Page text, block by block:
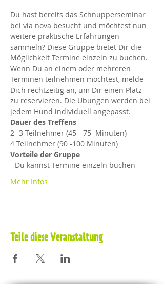
Du hast bereits das Schnupperseminar
bei via nova besucht und möchtest nun
weitere praktische Erfahrungen
sammeln? Diese Gruppe bietet Dir die
Möglichkeit Termine einzeln zu buchen.
Wenn Du an einem oder mehreren
Terminen teilnehmen möchtest, melde
Dich rechtzeitig an, um Dir einen Platz
zu reservieren. Die Übungen werden bei
jedem Hund individuell angepasst.
Dauer des Treffens
2 -3 Teilnehmer (45 - 75  Minuten)
4 Teilnehmer (90 -100 Minuten)​
Vorteile der Gruppe
- Du kannst Termine einzeln buchen
Mehr Infos
Teile diese Veranstaltung